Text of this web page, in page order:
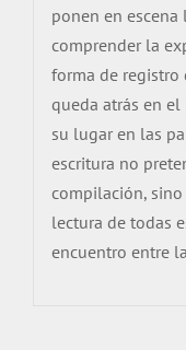
ponen en
comprender la
forma de registro
queda atrás en
su lugar en las
escritura no
compilación,
lectura de todas
encuentro entre